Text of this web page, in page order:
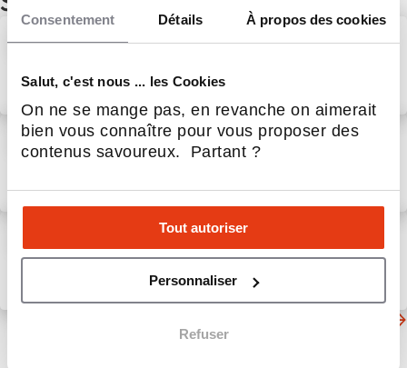
Consentement Détails À propos des cookies
Salut, c'est nous ... les Cookies
On ne se mange pas, en revanche on aimerait
bien vous connaître pour vous proposer des
contenus savoureux. Partant ?
Tout autoriser
Personnaliser
Refuser
Nouvelle implantation à
le réseau Litha Espresso
Reportage télé : France 3
pousse les portes de notre
7 Août 2026Service aux entreprises
« Notre métier n’est pas de
vendre du digital. Notre
métier est de faire grandir les
entreprises. »Service aux entreprises